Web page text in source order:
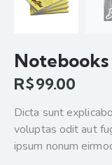
Notebooks
R$99.00
Dicta sunt
voluptas odit aut
ipsum nonum